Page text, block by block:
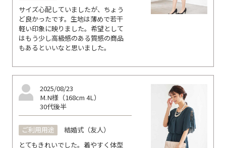
サイズ心配していましたが、ちょう
ど良かったです。生地は薄めで若干
軽い印象に映りました。希望として
はもう少し高級感のある質感の商品
もあるといいなと思いました。
2025/08/23
M.N様（168cm 4L）
30代後半
ご利用用途
結婚式（友人）
とてもきれいでした。着やすく体型